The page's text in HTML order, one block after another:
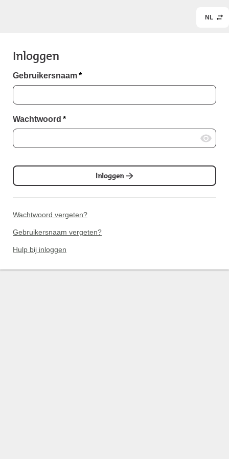
NL
Inloggen
Gebruikersnaam*
Wachtwoord *
Inloggen
Wachtwoord vergeten?
Gebruikersnaam vergeten?
Hulp bij inloggen